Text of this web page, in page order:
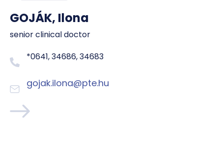
GOJÁK, Ilona
senior clinical doctor
*0641, 34686, 34683
gojak.ilona@pte.hu